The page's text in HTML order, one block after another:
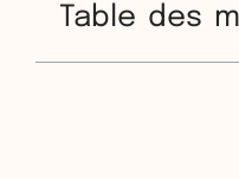
Table des